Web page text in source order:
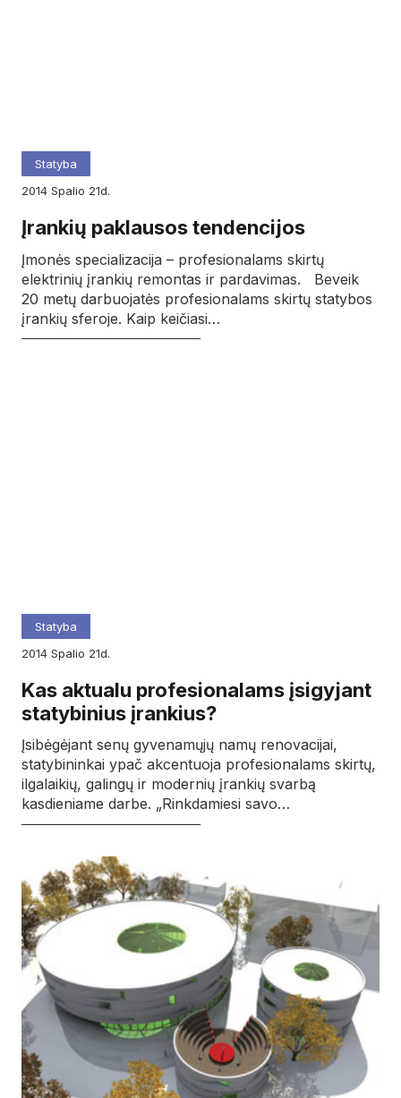
Statyba
2014
spalio 21d.
Įrankių paklausos tendencijos
Įmonės specializacija – profesionalams skirtų
elektrinių įrankių remontas ir pardavimas. Beveik
20 metų darbuojatės profesionalams skirtų statybos
įrankių sferoje. Kaip keičiasi…
Statyba
2014
spalio 21d.
Kas aktualu profesionalams įsigyjant
statybinius įrankius?
Įsibėgėjant senų gyvenamųjų namų renovacijai,
statybininkai ypač akcentuoja profesionalams skirtų,
ilgalaikių, galingų ir modernių įrankių svarbą
kasdieniame darbe. „Rinkdamiesi savo…